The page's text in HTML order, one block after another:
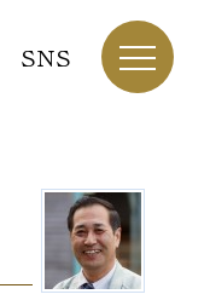
SNS